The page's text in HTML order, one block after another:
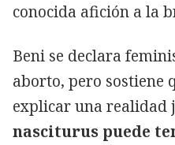
conocida afición a la
Beni se declara
aborto, pero sostiene
explicar una realidad
nasciturus puede